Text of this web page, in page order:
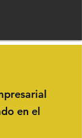
en el